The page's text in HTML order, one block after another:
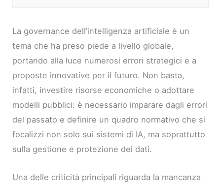
La governance dell’intelligenza artificiale è un
tema che ha preso piede a livello globale,
portando alla luce numerosi errori strategici e a
proposte innovative per il futuro. Non basta,
infatti, investire risorse economiche o adottare
modelli pubblici: è necessario imparare dagli errori
del passato e definire un quadro normativo che si
focalizzi non solo sui sistemi di IA, ma soprattutto
sulla gestione e protezione dei dati.
Una delle criticità principali riguarda la mancanza